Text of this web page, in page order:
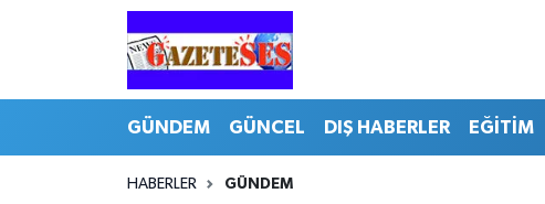
GÜNDEM GÜNCEL DIŞ HABERLER EĞİTİM
HABERLER GÜNDEM